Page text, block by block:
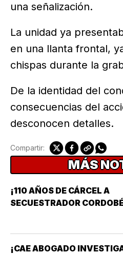
una señalización.
La unidad ya
en una llanta frontal,
chispas durante la
De la identidad del
consecuencias del
desconocen detalles.
Compartir:
MÁS
¡110 AÑOS DE CÁRCEL A
SECUESTRADOR
¡CAE ABOGADO